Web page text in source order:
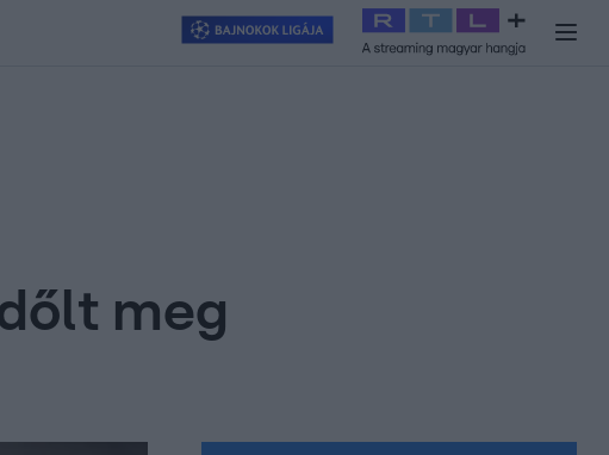
Exek csatája 2026 Celeb vagyok, ments ki innen
meg